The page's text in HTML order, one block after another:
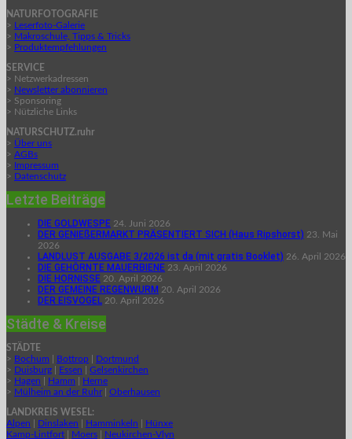
NATURFOTOGRAFIE
>
Leserfoto-Galerie
> Makroschule, Tipps & Tricks
> Produktempfehlungen
SERVICE
> Netzwerkadressen
> Newsletter abonnieren
> Sponsoring
> Nützliche Links
NATURSCHUTZ.ruhr
> Über uns
> AGBs
> Impressum
> Datenschutz
Letzte Beiträge
DIE GOLDWESPE 24. Juni 2026
DER GENIEßERMARKT PRÄSENTIERT SICH (Haus Ripshorst) 23. Mai
2026
LANDLUST AUSGABE 3/2026 ist da (mit gratis Booklet) 26. April 2026
DIE GEHÖRNTE MAUERBIENE 23. April 2026
DIE HORNISSE 20. April 2026
DER GEMEINE REGENWURM 20. April 2026
DER EISVOGEL 20. April 2026
Städte & Kreise
STÄDTE
> Bochum Bottrop
Dortmund
> Duisburg Essen
Gelsenkirchen
> Hagen Hamm
Herne
> Mülheim an der Ruhr| Oberhausen
LANDKREIS WESEL:
Alpen
Dinslaken Hamminkeln
Hünxe
Kamp-Lintfort
Moers Neukirchen-Vlyn